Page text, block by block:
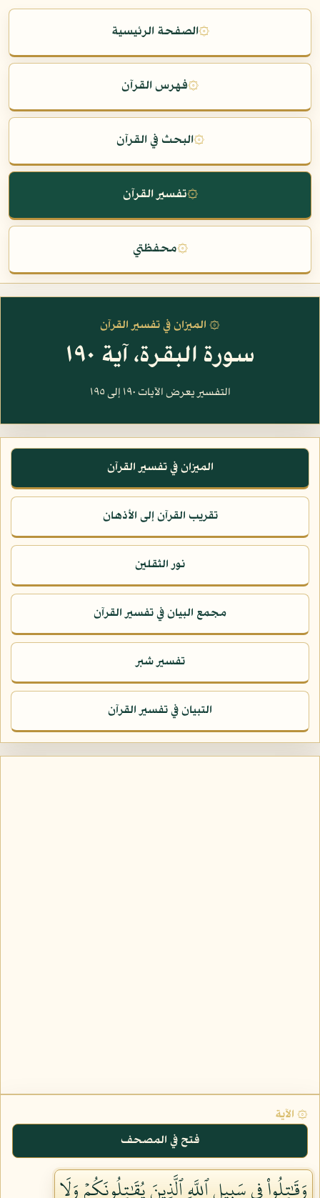
۞الصفحة الرئيسية
۞فهرس القرآن
۞البحث في القرآن
۞تفسير القرآن
۞محفظتي
۞ الميزان في تفسير القرآن
سورة البقرة، آية ١٩٠
التفسير يعرض الآيات ١٩٠ إلى ١٩٥
الميزان في تفسير القرآن
تقريب القرآن إلى الأذهان
نور الثقلين
مجمع البيان في تفسير القرآن
تفسير شبر
التبيان في تفسير القرآن
۞ الآية
فتح في المصحف
وَقَٰتِلُواْ فِي سَبِيلِ ٱللَّهِ ٱلَّذِينَ يُقَٰتِلُونَكُمۡ وَلَا